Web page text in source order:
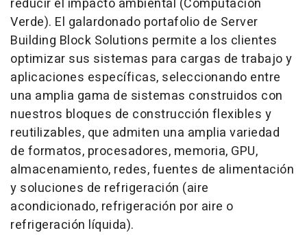
reducir el impacto ambiental (Computación
Verde). El galardonado portafolio de Server
Building Block Solutions permite a los clientes
optimizar sus sistemas para cargas de trabajo y
aplicaciones específicas, seleccionando entre
una amplia gama de sistemas construidos con
nuestros bloques de construcción flexibles y
reutilizables, que admiten una amplia variedad
de formatos, procesadores, memoria, GPU,
almacenamiento, redes, fuentes de alimentación
y soluciones de refrigeración (aire
acondicionado, refrigeración por aire o
refrigeración líquida).